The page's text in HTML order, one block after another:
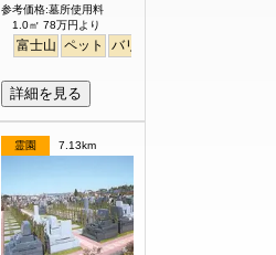
参考価格:墓所使用料
1.0㎡ 78万円より
富士山 ペット バリアフリー
詳細を見る
霊園 7.13km